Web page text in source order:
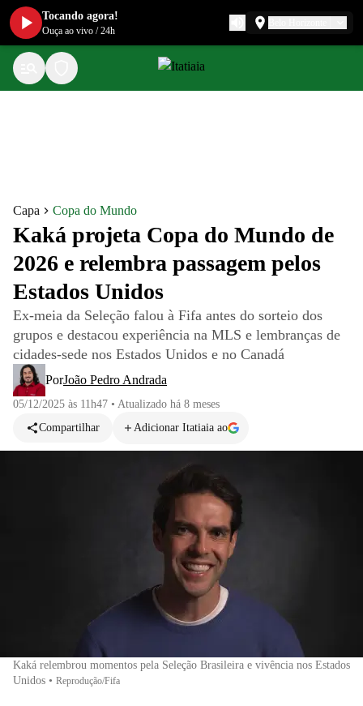
Capa Copa do Mundo
Kaká projeta Copa do Mundo de
2026 e relembra passagem pelos
Estados Unidos
Ex-meia da Seleção falou à Fifa antes do sorteio dos
grupos e destacou experiência na MLS e lembranças de
cidades-sede nos Estados Unidos e no Canadá
PorJoão Pedro Andrada
05/12/2025 às 11h47 • Atualizado há 8 meses
Compartilhar
Adicionar Itatiaia ao
Kaká relembrou momentos pela Seleção Brasileira e vivência nos Estados
Unidos • Reprodução/Fifa
Tocando agora!
Ouça ao vivo /24h